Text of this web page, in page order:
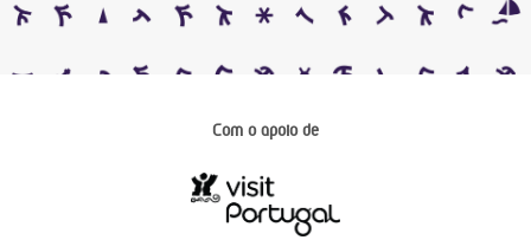
Com o apoio de